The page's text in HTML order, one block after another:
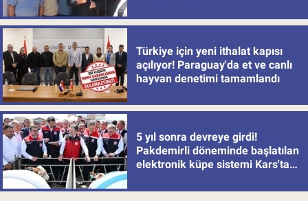
Türkiye için yeni ithalat kapısı
açılıyor! Paraguay'da et ve canlı
hayvan denetimi tamamlandı
5 yıl sonra devreye girdi!
Pakdemirli döneminde başlatılan
elektronik küpe sistemi Kars'tan